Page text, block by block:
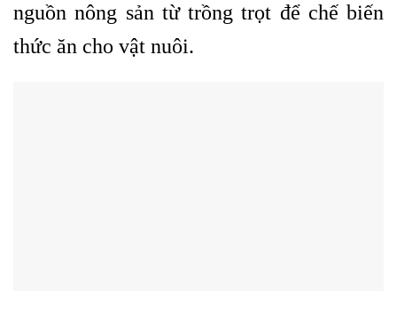
nguồn nông sản từ trồng trọt để chế biến
thức ăn cho vật nuôi.